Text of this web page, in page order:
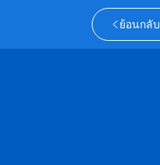
ย้อนกลับ